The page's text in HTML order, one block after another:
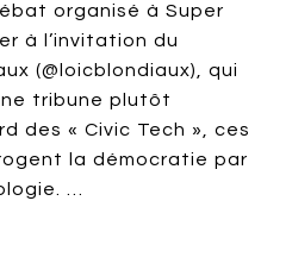
organisé à Super
à l’invitation du
(@loicblondiaux), qui
tribune plutôt
des « Civic Tech », ces
la démocratie par
…